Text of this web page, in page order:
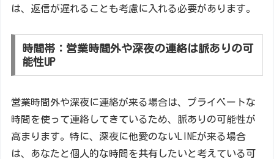
は、返信が遅れることも考慮に入れる必要があります。
時間帯：営業時間外や深夜の連絡は脈ありの可
能性UP
営業時間外や深夜に連絡が来る場合は、プライベートな
時間を使って連絡してきているため、脈ありの可能性が
高まります。特に、深夜に他愛のないLINEが来る場合
は、あなたと個人的な時間を共有したいと考えている可